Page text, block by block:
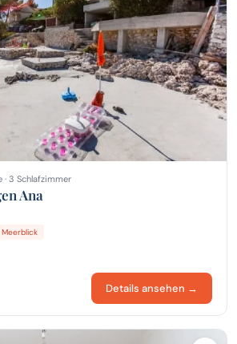
· 3 Schlafzimmer
Ana
Meerblick
Details ansehen →